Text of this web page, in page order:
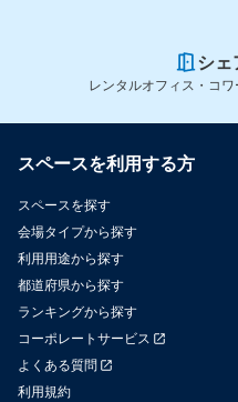
シェ
レンタルオフィス・コ
スペースを利用する方
スペースを探す
会場タイプから探す
利用用途から探す
都道府県から探す
ランキングから探す
コーポレートサービス
よくある質問
利用規約